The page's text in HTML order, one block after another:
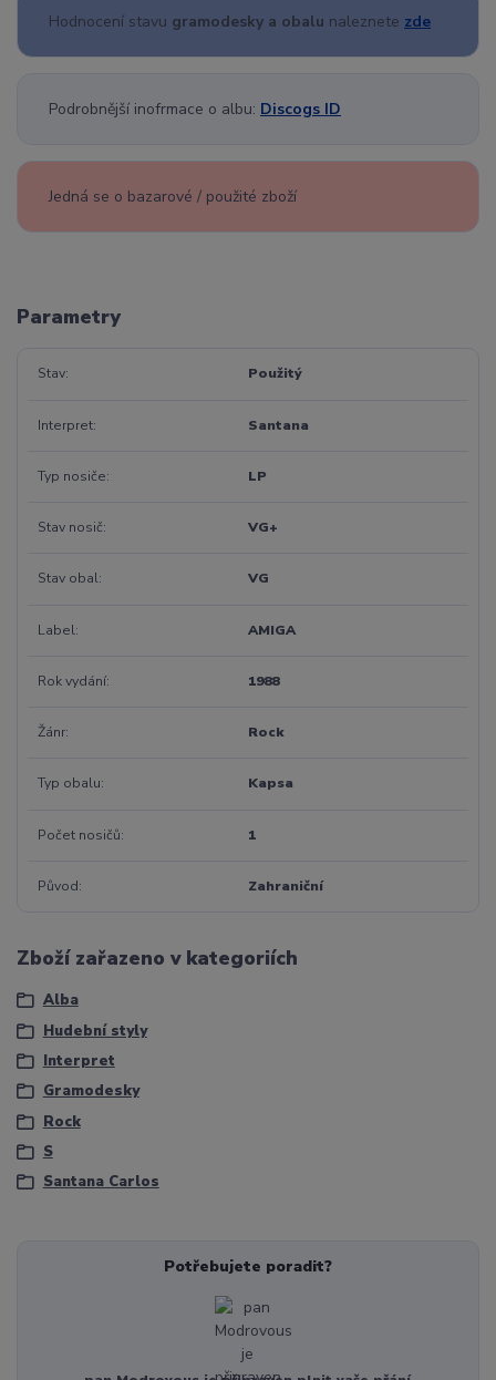
Hodnocení stavu gramodesky a obalu naleznete zde
Podrobnější inofrmace o albu: Discogs ID
Jedná se o bazarové / použité zboží
Parametry
Stav Použitý
Interpret Santana
Typ nosiče LP
Stav nosič VG+
Stav obal VG
Label AMIGA
Rok vydání 1988
Žánr Rock
Typ obalu Kapsa
Počet nosičů 1
Původ Zahraniční
Zboží zařazeno v kategoriích
Alba
Hudební styly
Interpret
Gramodesky
Rock
S
Santana Carlos
Potřebujete poradit?